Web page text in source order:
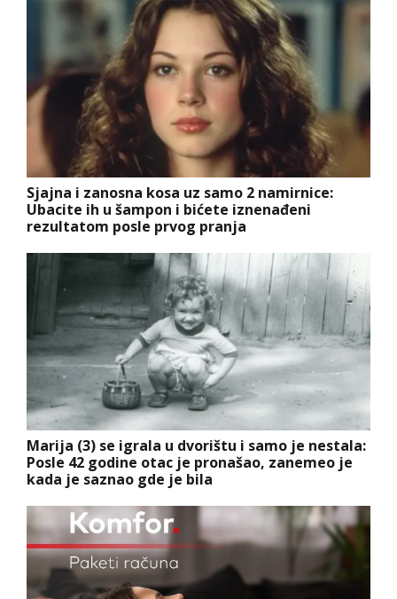
Sjajna i zanosna kosa uz samo 2 namirnice:
Ubacite ih u šampon i bićete iznenađeni
rezultatom posle prvog pranja
Marija (3) se igrala u dvorištu i samo je nestala:
Posle 42 godine otac je pronašao, zanemeo je
kada je saznao gde je bila